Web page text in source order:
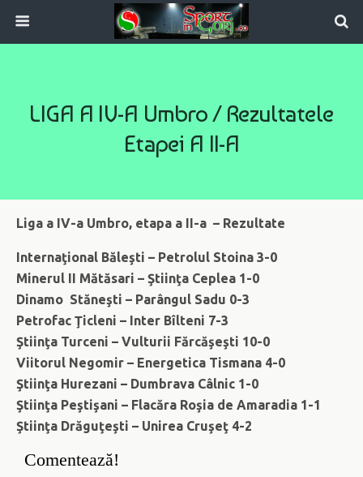
LIGA A IV-A Umbro / Rezultatele
Etapei A II-A
Liga a IV-a Umbro, etapa a II-a – Rezultate
Internaţional Băleşti – Petrolul Stoina 3-0
Minerul II Mătăsari – Ştiinţa Ceplea 1-0
Dinamo Stăneşti – Parângul Sadu 0-3
Petrofac Ţicleni – Inter Bîlteni 7-3
Ştiinţa Turceni – Vulturii Fărcăşeşti 10-0
Viitorul Negomir – Energetica Tismana 4-0
Ştiinţa Hurezani – Dumbrava Câlnic 1-0
Ştiinţa Peştişani – Flacăra Roşia de Amaradia 1-1
Ştiinţa Drăguţeşti – Unirea Cruşeţ 4-2
Comentează!